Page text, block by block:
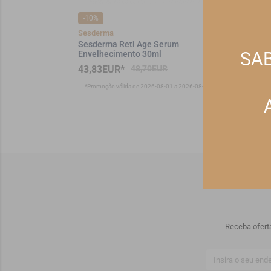
-10%
Sesderma
Sesderma Reti Age Serum
Envelhecimento 30ml
43,83EUR*
*Promoção válida de 2026-08-01 a 2026-08-31
Receba